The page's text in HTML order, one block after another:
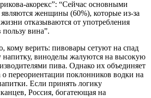
акорекс”: “Сейчас основными
женщины (60%), которые из-за
отказываются от употребления
вина”.
кому верить: пивовары сетуют на спад
напитку, виноделы жалуются на высокую
пива. Однако их объединяет
о переориентации поклонников водки на
Если принять логику
Россия, богатеющая на